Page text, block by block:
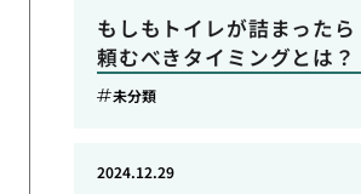
もしもトイレが詰まった
頼むべきタイミングとは？
未分類
2024.12.29